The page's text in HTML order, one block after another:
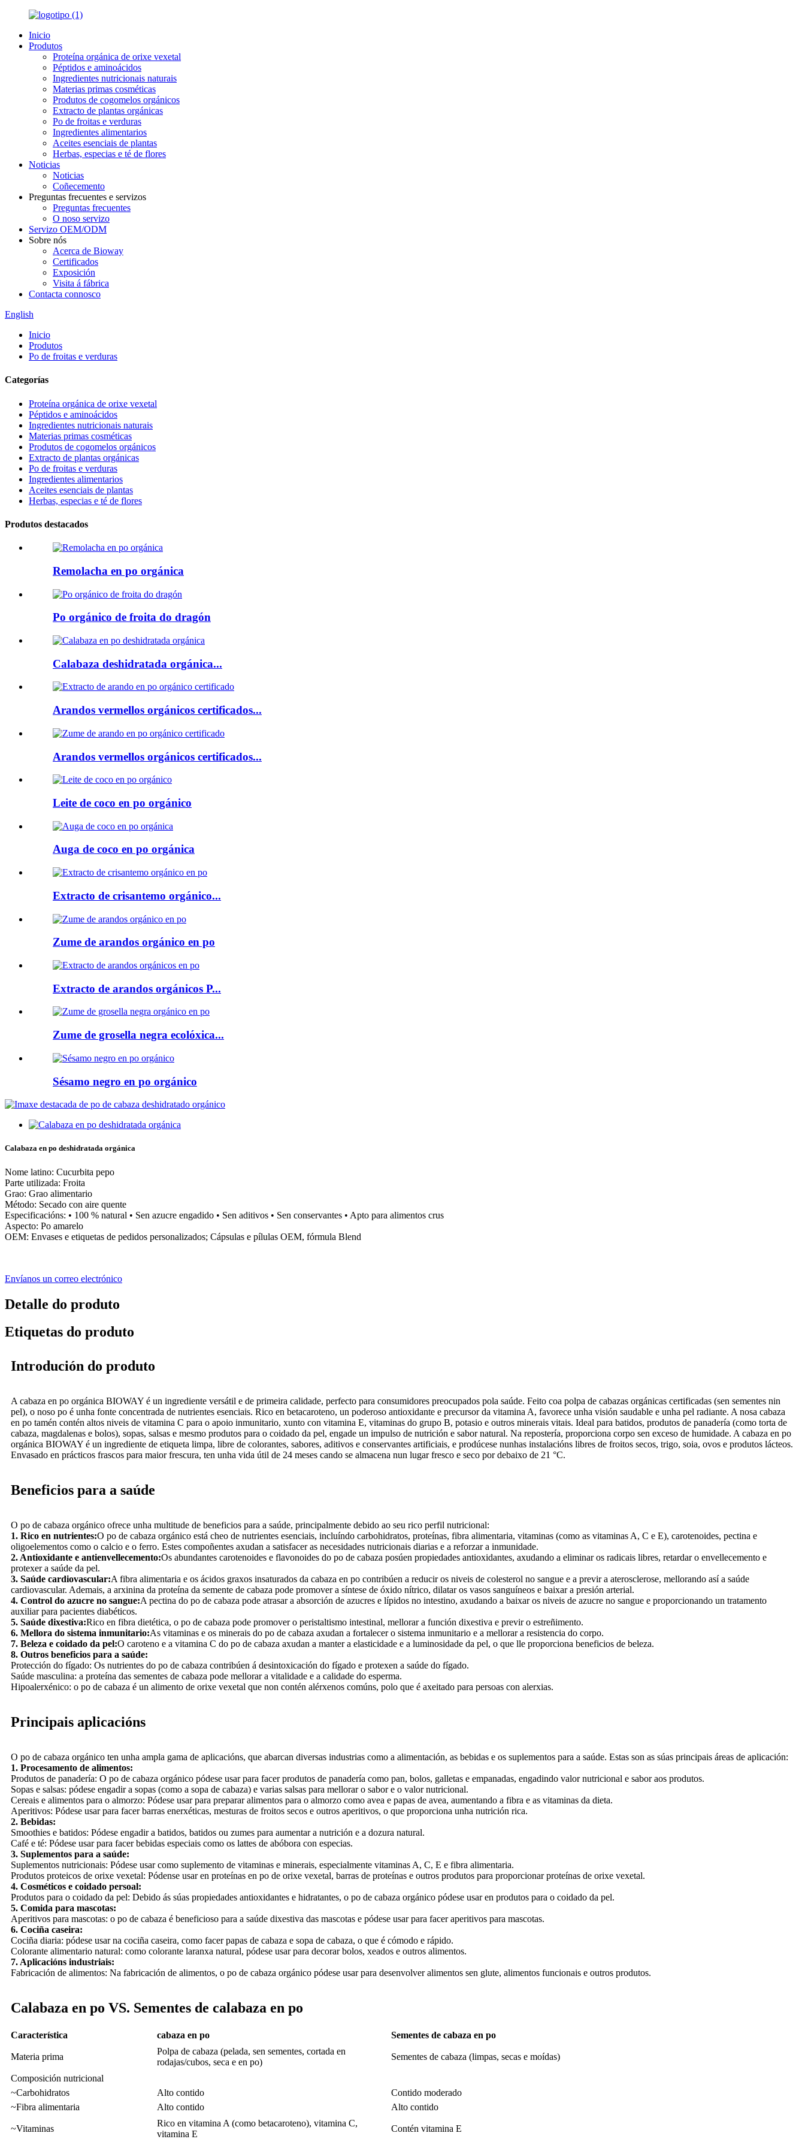
Inicio
Produtos
Proteína orgánica de orixe vexetal
Péptidos e aminoácidos
Ingredientes nutricionais naturais
Materias primas cosméticas
Produtos de cogomelos orgánicos
Extracto de plantas orgánicas
Po de froitas e verduras
Ingredientes alimentarios
Aceites esenciais de plantas
Herbas, especias e té de flores
Noticias
Noticias
Coñecemento
Preguntas frecuentes e servizos
Preguntas frecuentes
O noso servizo
Servizo OEM/ODM
Sobre nós
Acerca de Bioway
Certificados
Exposición
Visita á fábrica
Contacta connosco
English
Inicio
Produtos
Po de froitas e verduras
Categorías
Proteína orgánica de orixe vexetal
Péptidos e aminoácidos
Ingredientes nutricionais naturais
Materias primas cosméticas
Produtos de cogomelos orgánicos
Extracto de plantas orgánicas
Po de froitas e verduras
Ingredientes alimentarios
Aceites esenciais de plantas
Herbas, especias e té de flores
Produtos destacados
Remolacha en po orgánica
Po orgánico de froita do dragón
Calabaza deshidratada orgánica...
Arandos vermellos orgánicos certificados...
Arandos vermellos orgánicos certificados...
Leite de coco en po orgánico
Auga de coco en po orgánica
Extracto de crisantemo orgánico...
Zume de arandos orgánico en po
Extracto de arandos orgánicos P...
Zume de grosella negra ecolóxica...
Sésamo negro en po orgánico
Calabaza en po deshidratada orgánica
Nome latino: Cucurbita pepo
Parte utilizada: Froita
Grao: Grao alimentario
Método: Secado con aire quente
Especificacións: • 100 % natural • Sen azucre engadido • Sen aditivos • Sen conservantes • Apto para alimentos crus
Aspecto: Po amarelo
OEM: Envases e etiquetas de pedidos personalizados; Cápsulas e pílulas OEM, fórmula Blend
Envíanos un correo electrónico
Detalle do produto
Etiquetas do produto
Introdución do produto
A cabaza en po orgánica BIOWAY é un ingrediente versátil e de primeira calidade, perfecto para consumidores preocupados pola saúde. Feito coa polpa de cabazas orgánicas certificadas (sen sementes nin
pel), o noso po é unha fonte concentrada de nutrientes esenciais. Rico en betacaroteno, un poderoso antioxidante e precursor da vitamina A, favorece unha visión saudable e unha pel radiante. A nosa cabaza
en po tamén contén altos niveis de vitamina C para o apoio inmunitario, xunto con vitamina E, vitaminas do grupo B, potasio e outros minerais vitais. Ideal para batidos, produtos de panadería (como torta de
cabaza, magdalenas e bolos), sopas, salsas e mesmo produtos para o coidado da pel, engade un impulso de nutrición e sabor natural. Na repostería, proporciona corpo sen exceso de humidade. A cabaza en po
orgánica BIOWAY é un ingrediente de etiqueta limpa, libre de colorantes, sabores, aditivos e conservantes artificiais, e prodúcese nunhas instalacións libres de froitos secos, trigo, soia, ovos e produtos lácteos.
Envasado en prácticos frascos para maior frescura, ten unha vida útil de 24 meses cando se almacena nun lugar fresco e seco por debaixo de 21 °C.
Beneficios para a saúde
O po de cabaza orgánico ofrece unha multitude de beneficios para a saúde, principalmente debido ao seu rico perfil nutricional:
1. Rico en nutrientes:O po de cabaza orgánico está cheo de nutrientes esenciais, incluíndo carbohidratos, proteínas, fibra alimentaria, vitaminas (como as vitaminas A, C e E), carotenoides, pectina e
oligoelementos como o calcio e o ferro. Estes compoñentes axudan a satisfacer as necesidades nutricionais diarias e a reforzar a inmunidade.
2. Antioxidante e antienvellecemento:Os abundantes carotenoides e flavonoides do po de cabaza posúen propiedades antioxidantes, axudando a eliminar os radicais libres, retardar o envellecemento e
protexer a saúde da pel.
3. Saúde cardiovascular:A fibra alimentaria e os ácidos graxos insaturados da cabaza en po contribúen a reducir os niveis de colesterol no sangue e a previr a aterosclerose, mellorando así a saúde
cardiovascular. Ademais, a arxinina da proteína da semente de cabaza pode promover a síntese de óxido nítrico, dilatar os vasos sanguíneos e baixar a presión arterial.
4. Control do azucre no sangue:A pectina do po de cabaza pode atrasar a absorción de azucres e lípidos no intestino, axudando a baixar os niveis de azucre no sangue e proporcionando un tratamento
auxiliar para pacientes diabéticos.
5. Saúde dixestiva:Rico en fibra dietética, o po de cabaza pode promover o peristaltismo intestinal, mellorar a función dixestiva e previr o estreñimento.
6. Mellora do sistema inmunitario:As vitaminas e os minerais do po de cabaza axudan a fortalecer o sistema inmunitario e a mellorar a resistencia do corpo.
7. Beleza e coidado da pel:O caroteno e a vitamina C do po de cabaza axudan a manter a elasticidade e a luminosidade da pel, o que lle proporciona beneficios de beleza.
8. Outros beneficios para a saúde:
Protección do fígado: Os nutrientes do po de cabaza contribúen á desintoxicación do fígado e protexen a saúde do fígado.
Saúde masculina: a proteína das sementes de cabaza pode mellorar a vitalidade e a calidade do esperma.
Hipoalerxénico: o po de cabaza é un alimento de orixe vexetal que non contén alérxenos comúns, polo que é axeitado para persoas con alerxias.
Principais aplicacións
O po de cabaza orgánico ten unha ampla gama de aplicacións, que abarcan diversas industrias como a alimentación, as bebidas e os suplementos para a saúde. Estas son as súas principais áreas de aplicación:
1. Procesamento de alimentos:
Produtos de panadería: O po de cabaza orgánico pódese usar para facer produtos de panadería como pan, bolos, galletas e empanadas, engadindo valor nutricional e sabor aos produtos.
Sopas e salsas: pódese engadir a sopas (como a sopa de cabaza) e varias salsas para mellorar o sabor e o valor nutricional.
Cereais e alimentos para o almorzo: Pódese usar para preparar alimentos para o almorzo como avea e papas de avea, aumentando a fibra e as vitaminas da dieta.
Aperitivos: Pódese usar para facer barras enerxéticas, mesturas de froitos secos e outros aperitivos, o que proporciona unha nutrición rica.
2. Bebidas:
Smoothies e batidos: Pódese engadir a batidos, batidos ou zumes para aumentar a nutrición e a dozura natural.
Café e té: Pódese usar para facer bebidas especiais como os lattes de abóbora con especias.
3. Suplementos para a saúde:
Suplementos nutricionais: Pódese usar como suplemento de vitaminas e minerais, especialmente vitaminas A, C, E e fibra alimentaria.
Produtos proteicos de orixe vexetal: Pódense usar en proteínas en po de orixe vexetal, barras de proteínas e outros produtos para proporcionar proteínas de orixe vexetal.
4. Cosméticos e coidado persoal:
Produtos para o coidado da pel: Debido ás súas propiedades antioxidantes e hidratantes, o po de cabaza orgánico pódese usar en produtos para o coidado da pel.
5. Comida para mascotas:
Aperitivos para mascotas: o po de cabaza é beneficioso para a saúde dixestiva das mascotas e pódese usar para facer aperitivos para mascotas.
6. Cociña caseira:
Cociña diaria: pódese usar na cociña caseira, como facer papas de cabaza e sopa de cabaza, o que é cómodo e rápido.
Colorante alimentario natural: como colorante laranxa natural, pódese usar para decorar bolos, xeados e outros alimentos.
7. Aplicacións industriais:
Fabricación de alimentos: Na fabricación de alimentos, o po de cabaza orgánico pódese usar para desenvolver alimentos sen glute, alimentos funcionais e outros produtos.
Calabaza en po VS. Sementes de calabaza en po
Característica cabaza en po Sementes de cabaza en po
Materia prima
Polpa de cabaza (pelada, sen sementes, cortada en
rodajas/cubos, seca e en po)
Sementes de cabaza (limpas, secas e moídas)
Composición nutricional
~Carbohidratos
Alto contido
Contido moderado
~Fibra alimentaria
Alto contido Alto contido
~Vitaminas
Rico en vitamina A (como betacaroteno), vitamina C,
vitamina E
Contén vitamina E